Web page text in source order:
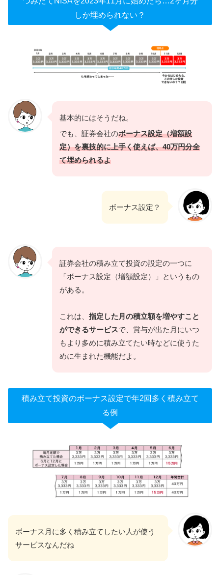
しか埋められない？
基本的にはそうだね。
でも、証券会社のボーナス設定（増額設
定）を裏技的に上手く使えば、40万円分全
て埋められるよ
ボーナス設定？
証券会社の積み立て投資の設定の一つに
「ボーナス設定（増額設定）」というもの
がある。
これは、 指定した月の積立額を増やすこと
ができるサービスで、賞与が出た月にいつ
もより多めに積み立てたい時などに使うた
めに生まれた機能だよ。
積み立て投資のボーナス設定で年2回多く積み立て
る例
ボーナス月に多く積み立てしたい人が使う
サービスなんだね